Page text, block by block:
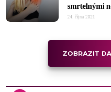
smrtelnými
24. října 2021
ZOBRAZIT